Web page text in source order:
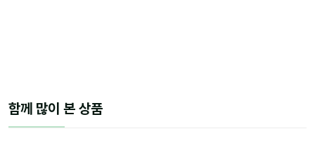
함께 많이 본 상품